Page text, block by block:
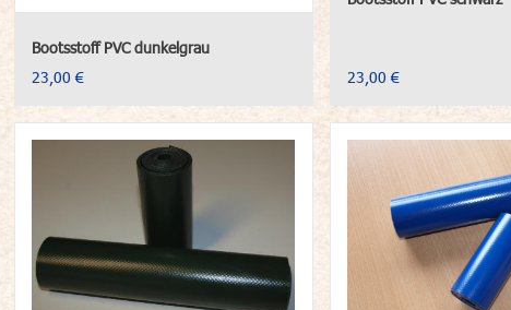
Bootsstoff PVC dunkelgrau
23,00 €
23,00 €